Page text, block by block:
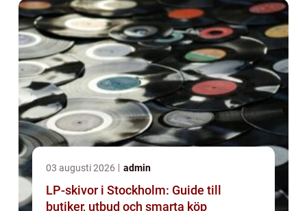
03 augusti 2026 admin
LP-skivor i Stockholm: Guide till
butiker, utbud och smarta köp